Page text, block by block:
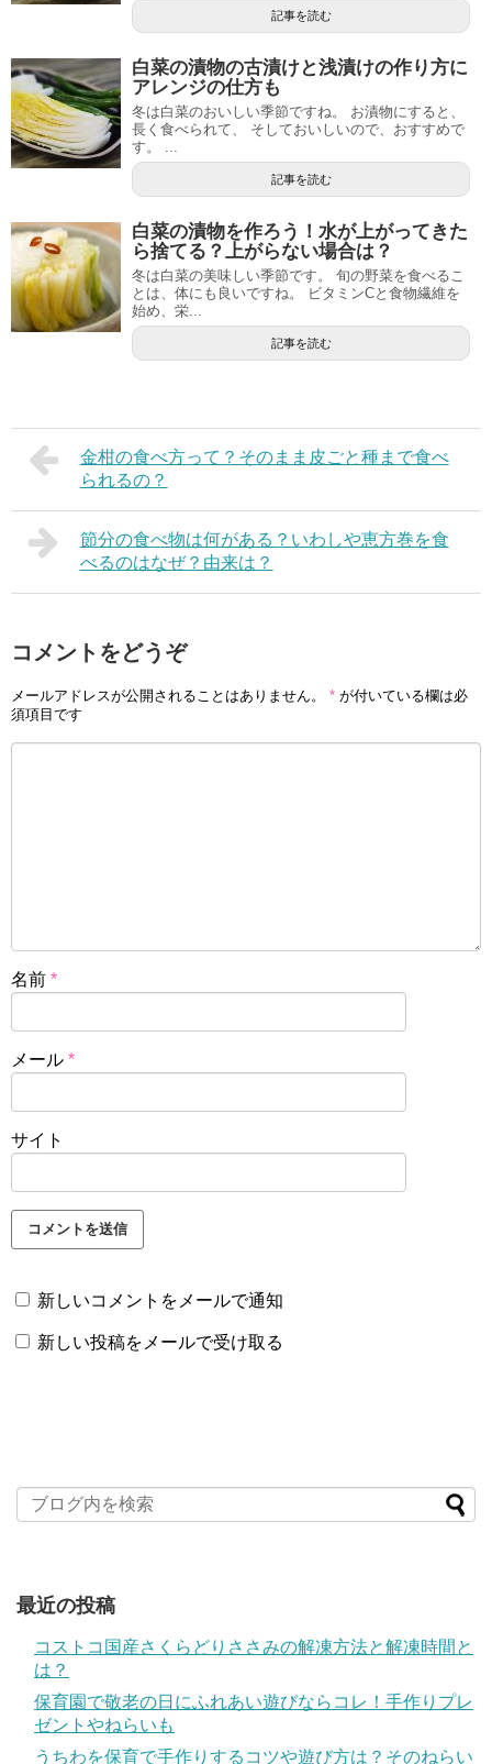
記事を読む
白菜の漬物の古漬けと浅漬けの作り方に
アレンジの仕方も
冬は白菜のおいしい季節ですね。 お漬物にすると、
長く食べられて、 そしておいしいので、おすすめで
す。 ...
記事を読む
白菜の漬物を作ろう！水が上がってきた
ら捨てる？上がらない場合は？
冬は白菜の美味しい季節です。 旬の野菜を食べるこ
とは、体にも良いですね。 ビタミンCと食物繊維を
始め、栄...
記事を読む
金柑の食べ方って？そのまま皮ごと種まで食べ
られるの？
節分の食べ物は何がある？いわしや恵方巻を食
べるのはなぜ？由来は？
コメントをどうぞ
メールアドレスが公開されることはありません。 * が付いている欄は必
須項目です
名前 *
メール *
サイト
新しいコメントをメールで通知
新しい投稿をメールで受け取る
最近の投稿
コストコ国産さくらどりささみの解凍方法と解凍時間と
は？
保育園で敬老の日にふれあい遊びならコレ！手作りプレ
ゼントやねらいも
うちわを保育で手作りするコツや遊び方は？そのねらい